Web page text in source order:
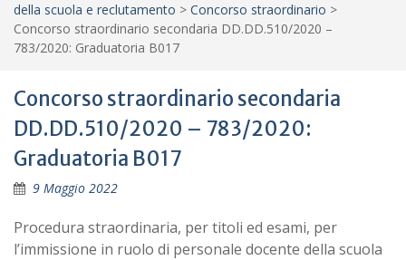
della scuola e reclutamento > Concorso straordinario >
Concorso straordinario secondaria DD.DD.510/2020 –
783/2020: Graduatoria B017
Concorso straordinario secondaria
DD.DD.510/2020 – 783/2020:
Graduatoria B017
9 Maggio 2022
Procedura straordinaria, per titoli ed esami, per
l’immissione in ruolo di personale docente della scuola